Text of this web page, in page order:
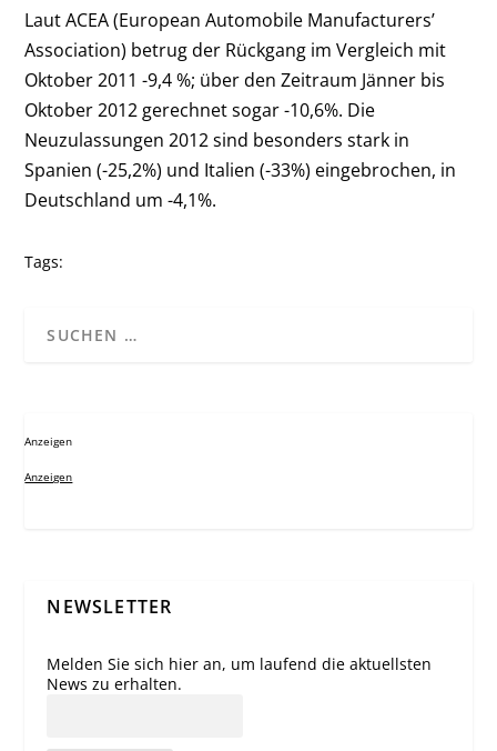
Laut ACEA (European Automobile Manufacturers’
Association) betrug der Rückgang im Vergleich mit
Oktober 2011 -9,4 %; über den Zeitraum Jänner bis
Oktober 2012 gerechnet sogar -10,6%. Die
Neuzulassungen 2012 sind besonders stark in
Spanien (-25,2%) und Italien (-33%) eingebrochen, in
Deutschland um -4,1%.
Tags:
Anzeigen
Anzeigen
NEWSLETTER
Melden Sie sich hier an, um laufend die aktuellsten
News zu erhalten.